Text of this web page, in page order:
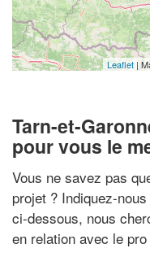
Leaflet |
Tarn-et-
pour vous le
Vous ne savez pas
projet ? Indiquez-
ci-dessous, nous
en relation avec le pro